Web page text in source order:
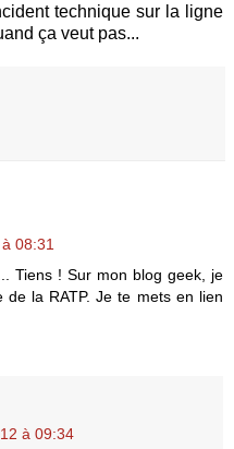
technique sur la ligne
ça veut pas...
08:31
Tiens ! Sur mon blog geek, je
de la RATP. Je te mets en lien
à 09:34